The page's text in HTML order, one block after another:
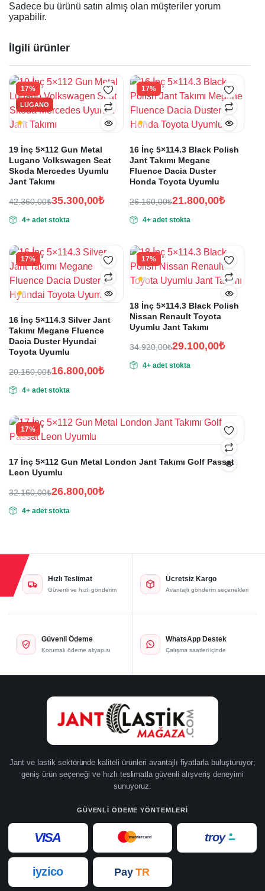
Sadece bu ürünü satın almış olan müşteriler yorum
yapabilir.
İlgili ürünler
17%
LUGANO
19 İnç 5×112 Gun Metal
Lugano Volkswagen Seat
Skoda Mercedes Uyumlu
Jant Takımı
42.360,00₺
fiyat:
35.300,00₺
andaki
35.300,00₺.
4+ adet stokta
17%
16 İnç 5×114.3 Black Polish
Jant Takımı Megane
Fluence Dacia Duster
Honda Toyota Uyumlu
26.160,00₺
fiyat:
21.800,00₺
andaki
21.800,00₺.
4+ adet stokta
17%
16 İnç 5×114.3 Silver Jant
Takımı Megane Fluence
Dacia Duster Hyundai
Toyota Uyumlu
20.160,00₺
fiyat:
16.800,00₺
andaki
16.800,00₺.
4+ adet stokta
17%
18 İnç 5×114.3 Black Polish
Nissan Renault Toyota
Uyumlu Jant Takımı
34.920,00₺
fiyat:
29.100,00₺
andaki
4+ adet stokta
17%
17 İnç 5×112 Gun Metal London Jant Takımı Golf Passat
Leon Uyumlu
32.160,00₺
fiyat:
26.800,00₺
andaki
4+ adet stokta
Hızlı Teslimat
Güvenli ve hızlı gönderim
Ücretsiz Kargo
Avantajlı gönderim seçenekleri
Güvenli Ödeme
Korumalı ödeme altyapısı
WhatsApp Destek
Çalışma saatleri içinde
Jant ve lastik sektöründe kaliteli ürünleri avantajlı fiyatlarla buluşturuyor;
geniş ürün seçeneği ve hızlı teslimatla güvenli alışveriş deneyimi
sunuyoruz.
GÜVENLI ÖDEME YÖNTEMLERI
VISA mastercard troy
iyzico Pay TR